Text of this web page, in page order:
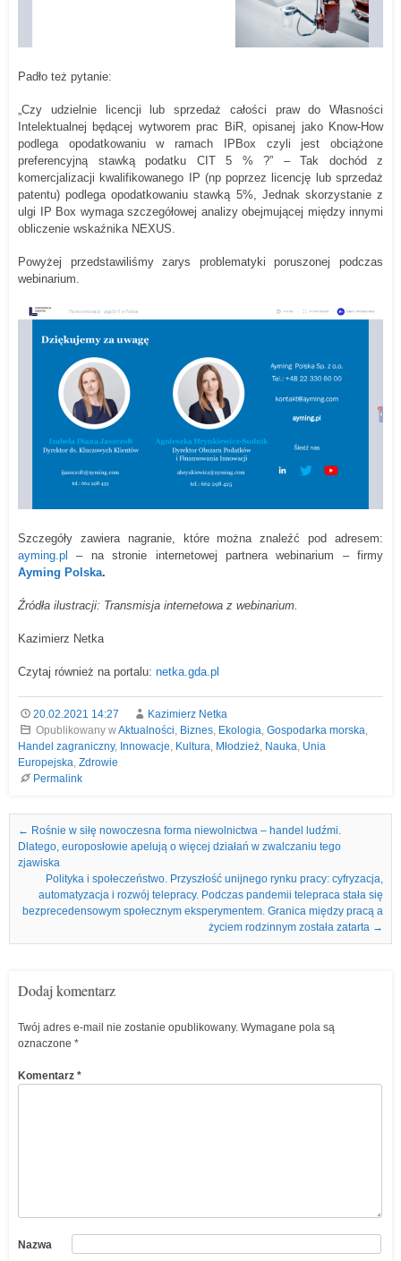
Padło też pytanie:
„Czy udzielnie licencji lub sprzedaż całości praw do Własności
Intelektualnej będącej wytworem prac BiR, opisanej jako Know-How
podlega opodatkowaniu w ramach IPBox czyli jest obciążone
preferencyjną stawką podatku CIT 5 % ?” – Tak dochód z
komercjalizacji kwalifikowanego IP (np poprzez licencję lub sprzedaż
patentu) podlega opodatkowaniu stawką 5%, Jednak skorzystanie z
ulgi IP Box wymaga szczegółowej analizy obejmującej między innymi
obliczenie wskaźnika NEXUS.
Powyżej przedstawiliśmy zarys problematyki poruszonej podczas
webinarium.
Szczegóły zawiera nagranie, które można znaleźć pod adresem:
ayming.pl
– na stronie internetowej partnera webinarium – firmy
Ayming Polska.
Źródła ilustracji: Transmisja internetowa z webinarium.
Kazimierz Netka
Czytaj również na portalu: netka.gda.pl
20.02.2021 14:27
Kazimierz Netka
Opublikowany wAktualności, Biznes, Ekologia, Gospodarka morska,
Handel zagraniczny, Innowacje, Kultura, Młodzież, Nauka, Unia
Europejska, Zdrowie
Permalink
Nawigacja we wpisach
← Rośnie w siłę nowoczesna forma niewolnictwa – handel ludźmi.
Dlatego, europosłowie apelują o więcej działań w zwalczaniu tego
zjawiska
Polityka i społeczeństwo. Przyszłość unijnego rynku pracy: cyfryzacja,
automatyzacja i rozwój telepracy. Podczas pandemii telepraca stała się
bezprecedensowym społecznym eksperymentem. Granica między pracą a
życiem rodzinnym została zatarta →
Dodaj komentarz
Twój adres e-mail nie zostanie opublikowany. Wymagane pola są
oznaczone *
Komentarz *
Nazwa